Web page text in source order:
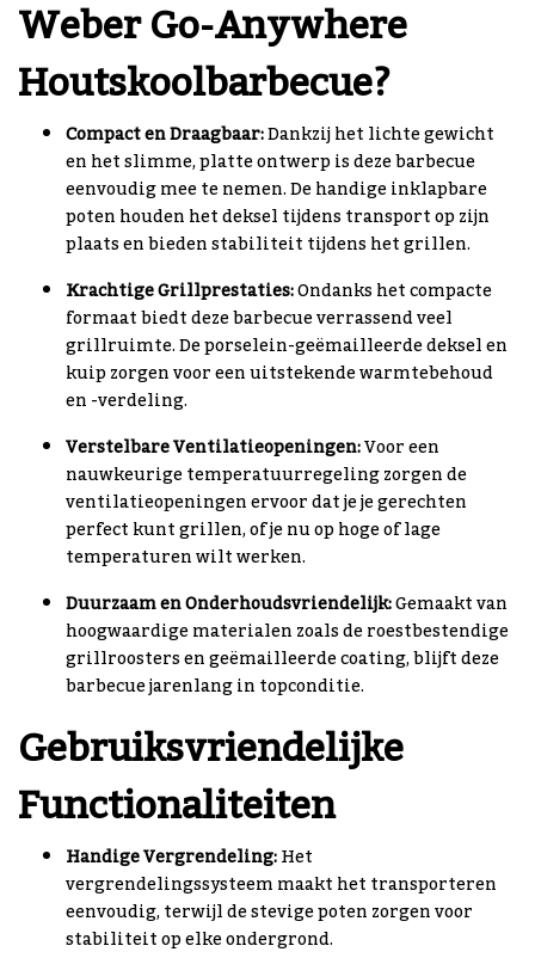
Weber Go-Anywhere
Houtskoolbarbecue?
Compact en Draagbaar:Dankzij het lichte gewicht
en het slimme, platte ontwerp is deze barbecue
eenvoudig mee te nemen. De handige inklapbare
poten houden het deksel tijdens transport op zijn
plaats en bieden stabiliteit tijdens het grillen.
Krachtige Grillprestaties:Ondanks het compacte
formaat biedt deze barbecue verrassend veel
grillruimte. De porselein-geëmailleerde deksel en
kuip zorgen voor een uitstekende warmtebehoud
en -verdeling.
Verstelbare Ventilatieopeningen:Voor een
nauwkeurige temperatuurregeling zorgen de
ventilatieopeningen ervoor dat je je gerechten
perfect kunt grillen, of je nu op hoge of lage
temperaturen wilt werken.
Duurzaam en Onderhoudsvriendelijk:Gemaakt van
hoogwaardige materialen zoals de roestbestendige
grillroosters en geëmailleerde coating, blijft deze
barbecue jarenlang in topconditie.
Gebruiksvriendelijke
Functionaliteiten
Handige Vergrendeling:Het
vergrendelingssysteem maakt het transporteren
eenvoudig, terwijl de stevige poten zorgen voor
stabiliteit op elke ondergrond.